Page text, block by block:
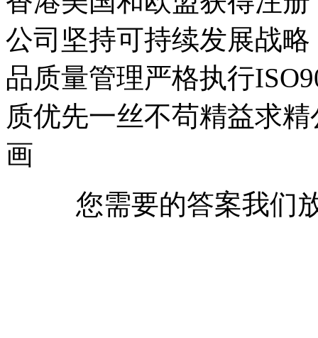
公司坚持可持续发展战
品质量管理严格执行
质优先一丝不苟精益求
画
您需要的答案我们